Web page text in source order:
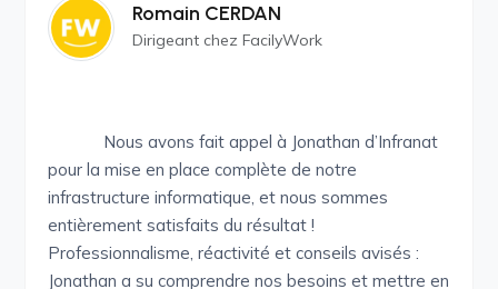
Romain CERDAN
Dirigeant chez FacilyWork
Nous avons fait appel à Jonathan d’Infranat
pour la mise en place complète de notre
infrastructure informatique, et nous sommes
entièrement satisfaits du résultat !
Professionnalisme, réactivité et conseils avisés :
Jonathan a su comprendre nos besoins et mettre en